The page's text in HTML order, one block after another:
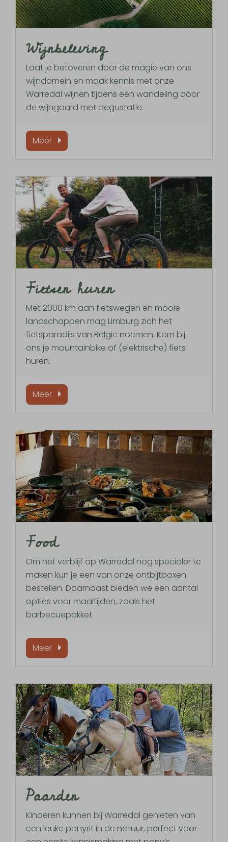
Wijnbeleving
Laat je betoveren door de magie van ons
wijndomein en maak kennis met onze
Warredal wijnen tijdens een wandeling door
de wijngaard met degustatie.
Meer
Fietsen huren
Met 2000 km aan fietswegen en mooie
landschappen mag Limburg zich het
fietsparadijs van België noemen. Kom bij
ons je mountainbike of (elektrische) fiets
huren.
Meer
Food
Om het verblijf op Warredal nog specialer te
maken kun je een van onze ontbijtboxen
bestellen. Daarnaast bieden we een aantal
opties voor maaltijden, zoals het
barbecuepakket.
Meer
Paarden
Kinderen kunnen bij Warredal genieten van
een leuke ponyrit in de natuur, perfect voor